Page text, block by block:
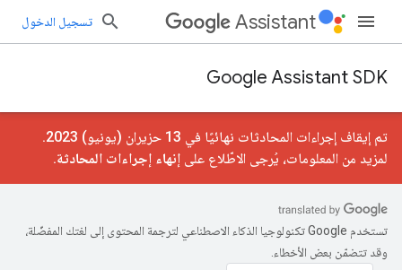
Assistant تسجيل الدخول
Google Assistant SDK
تم إيقاف إجراءات المحادثات نهائيًا في 13 حزيران (يونيو) 2023.
لمزيد من المعلومات، يُرجى الاطّلاع على إنهاء إجراءات المحادثة.
تستخدم Google تكنولوجيا الذكاء الاصطناعي لترجمة المحتوى إلى لغتك المفضّلة،
وقد تتضمّن بعض الأخطاء.